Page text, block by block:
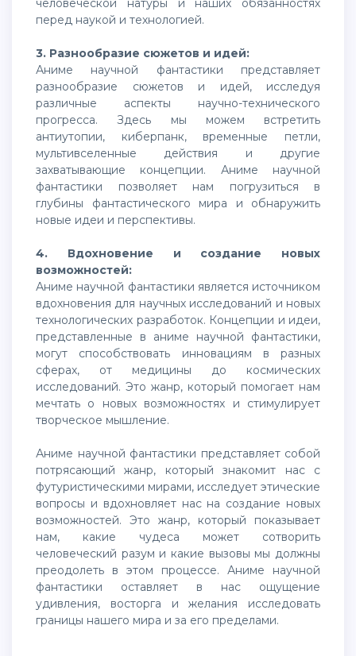
человеческой натуры и наших обязанностях
перед наукой и технологией.
3. Разнообразие сюжетов и идей:
Аниме научной фантастики представляет
разнообразие сюжетов и идей, исследуя
различные аспекты научно-технического
прогресса. Здесь мы можем встретить
антиутопии, киберпанк, временные петли,
мультивселенные действия и другие
захватывающие концепции. Аниме научной
фантастики позволяет нам погрузиться в
глубины фантастического мира и обнаружить
новые идеи и перспективы.
4. Вдохновение и создание новых
возможностей:
Аниме научной фантастики является источником
вдохновения для научных исследований и новых
технологических разработок. Концепции и идеи,
представленные в аниме научной фантастики,
могут способствовать инновациям в разных
сферах, от медицины до космических
исследований. Это жанр, который помогает нам
мечтать о новых возможностях и стимулирует
творческое мышление.
Аниме научной фантастики представляет собой
потрясающий жанр, который знакомит нас с
футуристическими мирами, исследует этические
вопросы и вдохновляет нас на создание новых
возможностей. Это жанр, который показывает
нам, какие чудеса может сотворить
человеческий разум и какие вызовы мы должны
преодолеть в этом процессе. Аниме научной
фантастики оставляет в нас ощущение
удивления, восторга и желания исследовать
границы нашего мира и за его пределами.